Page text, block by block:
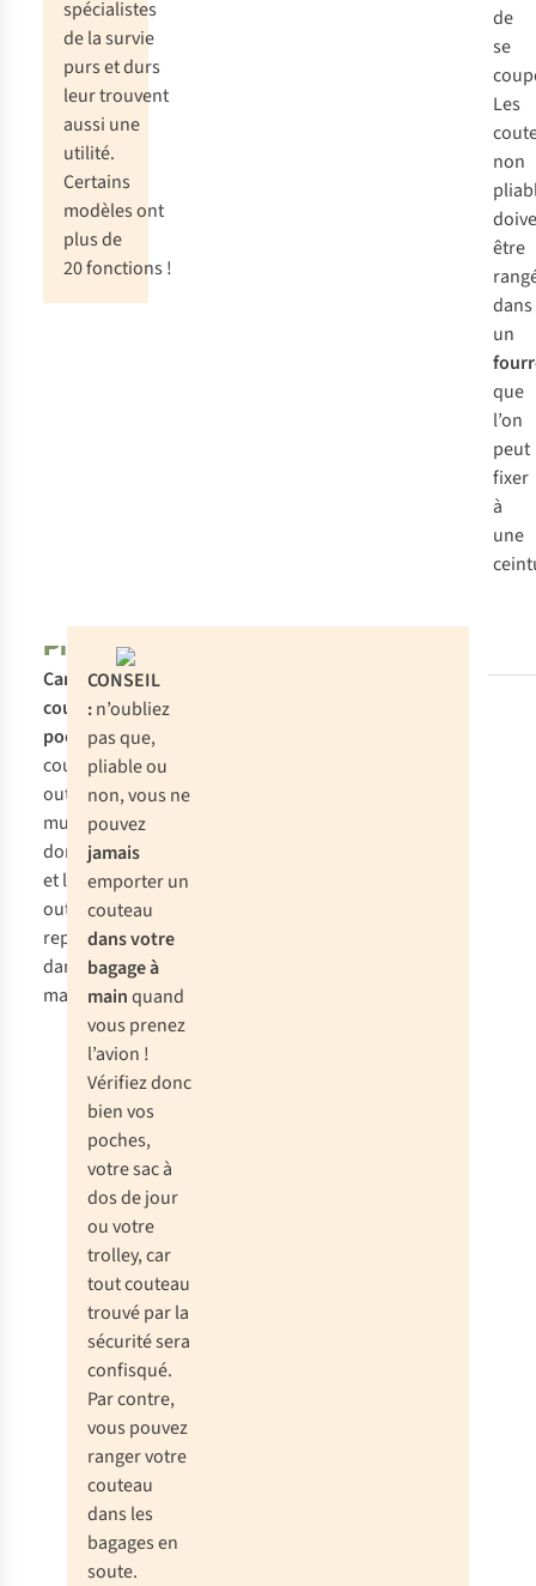
spécialistes
de la survie
purs et durs
leur trouvent
aussi une
utilité.
Certains
modèles ont
plus de
20 fonctions !
de
se
Les
non
être
dans
un
que
l’on
peut
fixer
à
une
Pliable
Canif ou
couteau de
poche:
couteau ou
outil
multifonction
dont la lame
et les autres
outils se
replient
dans le
manche.
Avantage:
la lame
(et
autres
éléments
tranchants)
est
protégée
par le
manche,
ce qui
vous
permet
de le
porter
dans la
poche
de
CONSEIL
:n’oubliez
pas que,
pliable ou
non, vous ne
pouvez
jamais
emporter un
couteau
dans votre
bagage à
mainquand
vous prenez
l’avion !
Vérifiez donc
bien vos
poches,
votre sac à
dos de jour
ou votre
trolley, car
tout couteau
trouvé par la
sécurité sera
confisqué.
Par contre,
vous pouvez
ranger votre
couteau
dans les
bagages en
soute.